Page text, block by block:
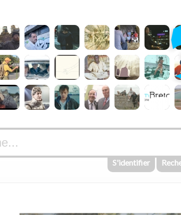
S'identifier